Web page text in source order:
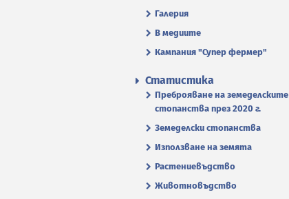
Галерия
В медиите
Кампания "Супер фермер"
Статистика
Преброяване на земеделските
стопанства през 2020 г.
Земеделски стопанства
Използване на земята
Растениевъдство
Животновъдство